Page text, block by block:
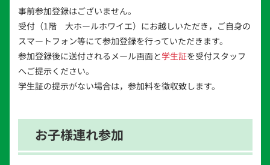
事前参加登録はございません。
受付（1階 大ホールホワイエ）にお越しいただき，ご自身の
スマートフォン等にて参加登録を行っていただきます。
参加登録後に送付されるメール画面と学生証を受付スタッフ
へご提示ください。
学生証の提示がない場合は，参加料を徴収致します。
お子様連れ参加